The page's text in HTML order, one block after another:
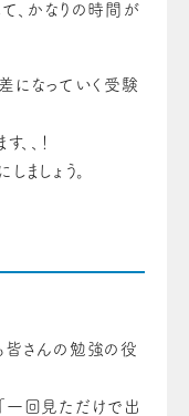
、かなりの時間が
になっていく受験
、、！
しましょう。
皆さんの勉強の役
一回見ただけで出